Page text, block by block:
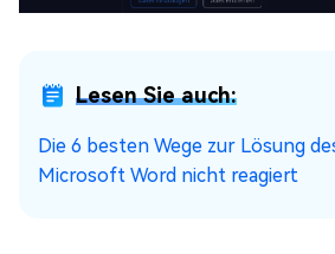
Lesen Sie auch:
Die 6 besten Wege zur Lösung
Microsoft Word nicht reagiert